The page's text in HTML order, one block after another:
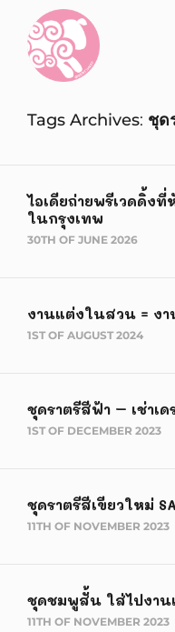
Tags Archives ชุด
ไอเดียถ่ายพรีเวดดิ้ง
ในกรุงเทพ
30TH OF JUNE 2026
งานแต่งในสวน = ง
1ST OF AUGUST 2024
ชุดราตรีสีฟ้า – เช่าเ
1ST OF DECEMBER 2023
ชุดราตรีสีเขียวใหม่
11TH OF NOVEMBER 2023
ชุดชมพูสั้น ใส่ไปงาน
11TH OF NOVEMBER 2023